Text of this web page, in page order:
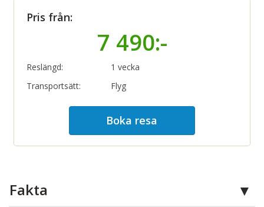
Övrigt
Hotell Pastura. Strandhanddukar finns att låna mot en
avgift på 5 €. Sängkläder och handdukar samt
avresestädning ingår, byte av handdukar sker en gång
i veckan. Tillgång till samtliga faciliteter (vissa mot
utomhuspool, barnpool, poolbar, wellness
med spabehandlingar). Hotellet har ett gym som du
Priset är 15 € för frukost och 30 € för middag. Barn upp
till 12 år äter till halva priset och barn under 2 år gratis.
Pris från:
7 490:-
Reslängd:
1 vecka
Transportsätt:
Flyg
Boka resa
Fakta